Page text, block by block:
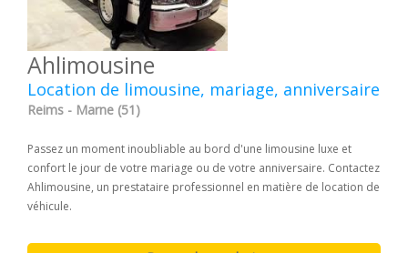
Ahlimousine
Location de limousine, mariage, anniversaire
Reims - Marne (51)
Passez un moment inoubliable au bord d'une limousine luxe et
confort le jour de votre mariage ou de votre anniversaire. Contactez
Ahlimousine, un prestataire professionnel en matière de location de
véhicule.